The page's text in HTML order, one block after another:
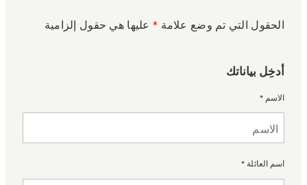
الحقول التي تم وضع علامة * عليها هي حقول إلزامية
أدخِل بياناتك
الاسم *
اسم العائلة *